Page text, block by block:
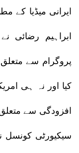
ایرانی میڈیا کے
ابراہیم رضائی
پروگرام سے
کیا اور نہ ہی
افزودگی سے
سیکیورٹی کونسل